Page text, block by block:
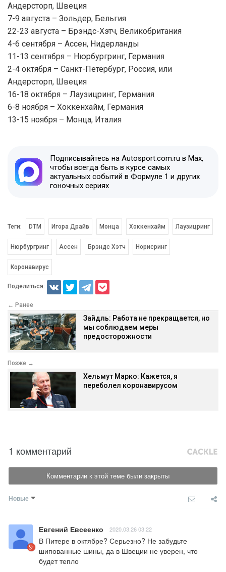
Андерсторп, Швеция
7-9 августа – Зольдер, Бельгия
22-23 августа – Брэндс-Хэтч, Великобритания
4-6 сентября – Ассен, Нидерланды
11-13 сентября – Нюрбургринг, Германия
2-4 октября – Санкт-Петербург, Россия, или
Андерсторп, Швеция
16-18 октября – Лаузицринг, Германия
6-8 ноября – Хоккенхайм, Германия
13-15 ноября – Монца, Италия
Подписывайтесь на Autosport.com.ru в Max,
чтобы всегда быть в курсе самых
актуальных событий в Формуле 1 и других
гоночных сериях
Теги: DTM Игора Драйв Монца Хоккенхайм Лаузицринг
Нюрбургринг Ассен Брэндс Хэтч Норисринг
Коронавирус
Поделиться:
← Ранее
Зайдль: Работа не прекращается, но
мы соблюдаем меры
предосторожности
Позже →
Хельмут Марко: Кажется, я
переболел коронавирусом
1 комментарий
Комментарии к этой теме были закрыты
Новые
Евгений Евсеенко 2020.03.26 03:22
В Питере в октябре? Серьезно? Не забудьте
шипованные шины, да в Швеции не уверен, что
будет тепло